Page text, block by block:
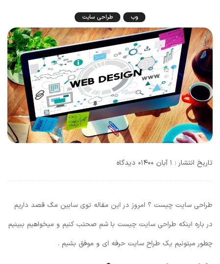
وب طراحی سایت
تاریخ انتشار : ۱ آبان ۱۴۰۰ ۰ دیدگاه
طراحی سایت چیست ؟ امروز در این مقاله توی سابین مگ قصد داریم
در باره اینکه طراحی سایت چیست با شم صحتب کنیم و میخواهیم ببینیم
چطور میتونیم یک طراح سایت حرفه ای و موفق بشیم .